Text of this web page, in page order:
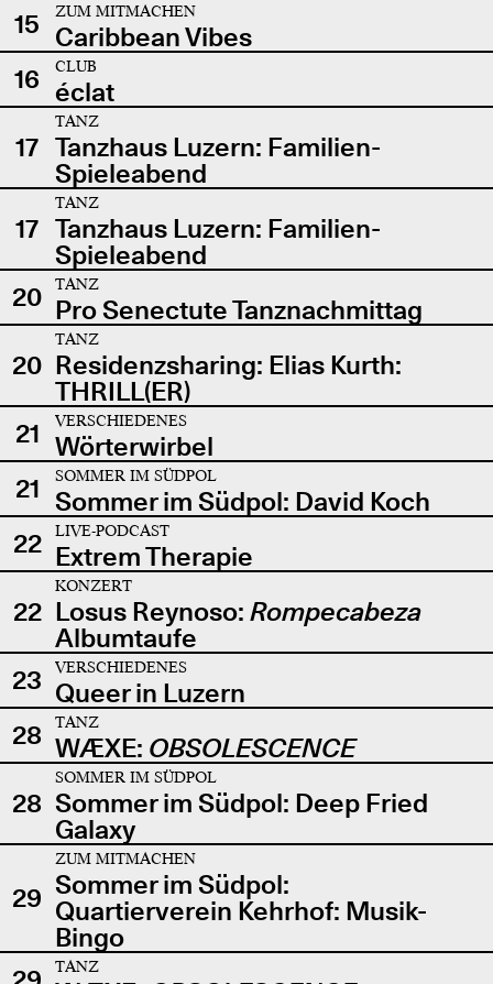
15
ZUM MITMACHEN
Caribbean Vibes
16
CLUB
éclat
17
TANZ
Tanzhaus Luzern: Familien-
Spieleabend
17
TANZ
Tanzhaus Luzern: Familien-
Spieleabend
20
TANZ
Pro Senectute Tanznachmittag
20
TANZ
Residenzsharing: Elias Kurth:
THRILL(ER)
21
VERSCHIEDENES
Wörterwirbel
21
SOMMER IM SÜDPOL
Sommer im Südpol: David Koch
22
LIVE-PODCAST
Extrem Therapie
22
KONZERT
Losus Reynoso: Rompecabeza
Albumtaufe
23
VERSCHIEDENES
Queer in Luzern
28
TANZ
WÆXE: OBSOLESCENCE
28
SOMMER IM SÜDPOL
Sommer im Südpol: Deep Fried
Galaxy
29
ZUM MITMACHEN
Sommer im Südpol:
Quartierverein Kehrhof: Musik-
Bingo
TANZ